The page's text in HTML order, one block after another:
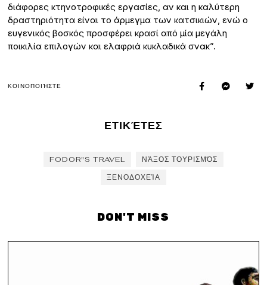
διάφορες κτηνοτροφικές εργασίες, αν και η καλύτερη
δραστηριότητα είναι το άρμεγμα των κατσικιών, ενώ ο
ευγενικός βοσκός προσφέρει κρασί από μία μεγάλη
ποικιλία επιλογών και ελαφριά κυκλαδικά σνακ”.
ΚΟΙΝΟΠΟΙΉΣΤΕ
ΕΤΙΚΈΤΕΣ
FODOR"S TRAVEL
ΝΆΞΟΣ ΤΟΥΡΙΣΜΌΣ
ΞΕΝΟΔΟΧΕΊΑ
DON'T MISS